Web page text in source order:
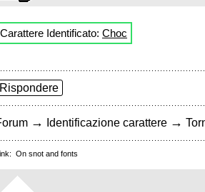
Carattere Identificato: Choc
Rispondere
→ Identificazione carattere →
Link: On snot and fonts